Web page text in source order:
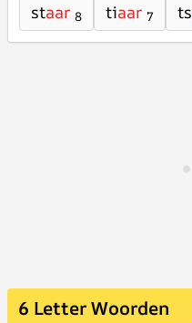
staar 8 tiaar 7 ts
6 Letter Woorden